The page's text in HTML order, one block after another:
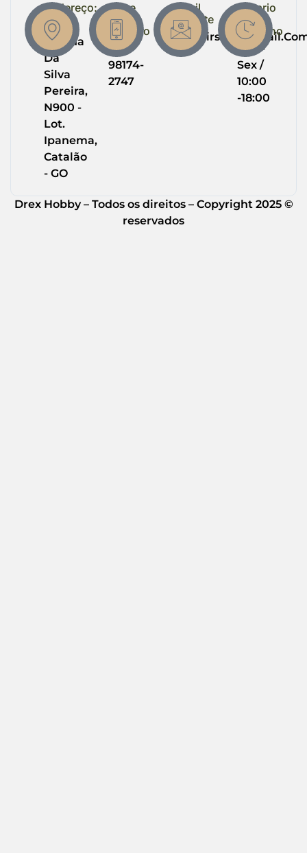
Endereço:
R.
Helena
Da
Silva
Pereira,
N900 -
Lot.
Ipanema,
Catalão
- GO
Entre
em
Contato
(64)
98174-
2747
Email
Suporte
Horario
de
Trabalho
Seg -
Sex /
10:00
-18:00
Drex Hobby – Todos os direitos – Copyright 2025 ©
reservados